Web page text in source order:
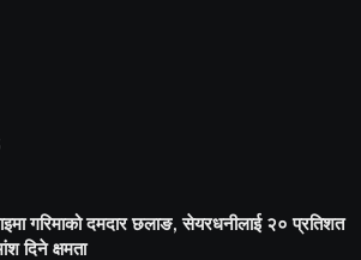
गरिमाको दमदार छलाङ, सेयरधनीलाई २० प्रतिशत
दिने क्षमता